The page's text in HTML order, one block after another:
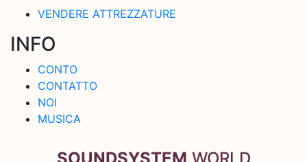
VENDERE ATTREZZATURE
INFO
CONTO
CONTATTO
NOI
MUSICA